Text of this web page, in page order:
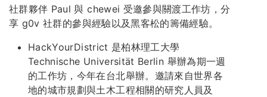
社群夥伴 Paul 與 chewei 受邀參與關渡工作坊，分
享 g0v 社群的參與經驗以及黑客松的籌備經驗。
HackYourDistrict 是柏林理工大學
Technische Universität Berlin 舉辦為期一週
的工作坊，今年在台北舉辦。邀請來自世界各
地的城市規劃與土木工程相關的研究人員及